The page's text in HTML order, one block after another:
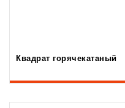
Квадрат горячекатаный